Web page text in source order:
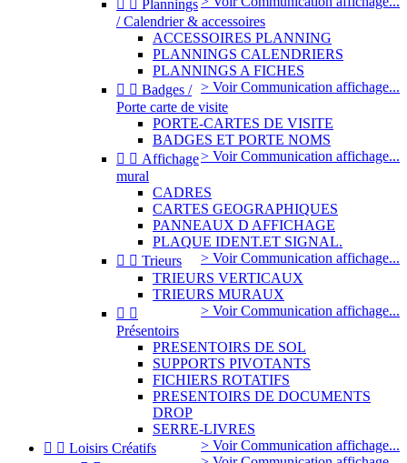
  Plannings
/ Calendrier & accessoires
ACCESSOIRES PLANNING
PLANNINGS CALENDRIERS
PLANNINGS A FICHES
> Voir Communication affichage...
  Badges /
Porte carte de visite
PORTE-CARTES DE VISITE
BADGES ET PORTE NOMS
> Voir Communication affichage...
  Affichage
mural
CADRES
CARTES GEOGRAPHIQUES
PANNEAUX D AFFICHAGE
PLAQUE IDENT.ET SIGNAL.
> Voir Communication affichage...
  Trieurs
TRIEURS VERTICAUX
TRIEURS MURAUX
> Voir Communication affichage...
 
Présentoirs
PRESENTOIRS DE SOL
SUPPORTS PIVOTANTS
FICHIERS ROTATIFS
PRESENTOIRS DE DOCUMENTS
DROP
SERRE-LIVRES
> Voir Communication affichage...
  Loisirs Créatifs